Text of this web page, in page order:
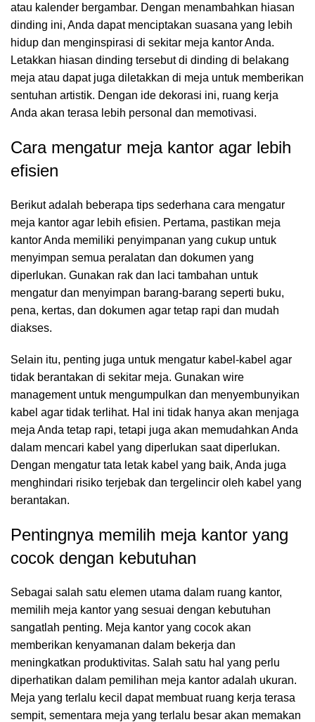
atau kalender bergambar. Dengan menambahkan hiasan
dinding ini, Anda dapat menciptakan suasana yang lebih
hidup dan menginspirasi di sekitar meja kantor Anda.
Letakkan hiasan dinding tersebut di dinding di belakang
meja atau dapat juga diletakkan di meja untuk memberikan
sentuhan artistik. Dengan ide dekorasi ini, ruang kerja
Anda akan terasa lebih personal dan memotivasi.
Cara mengatur meja kantor agar lebih
efisien
Berikut adalah beberapa tips sederhana cara mengatur
meja kantor agar lebih efisien. Pertama, pastikan meja
kantor Anda memiliki penyimpanan yang cukup untuk
menyimpan semua peralatan dan dokumen yang
diperlukan. Gunakan rak dan laci tambahan untuk
mengatur dan menyimpan barang-barang seperti buku,
pena, kertas, dan dokumen agar tetap rapi dan mudah
diakses.
Selain itu, penting juga untuk mengatur kabel-kabel agar
tidak berantakan di sekitar meja. Gunakan wire
management untuk mengumpulkan dan menyembunyikan
kabel agar tidak terlihat. Hal ini tidak hanya akan menjaga
meja Anda tetap rapi, tetapi juga akan memudahkan Anda
dalam mencari kabel yang diperlukan saat diperlukan.
Dengan mengatur tata letak kabel yang baik, Anda juga
menghindari risiko terjebak dan tergelincir oleh kabel yang
berantakan.
Pentingnya memilih meja kantor yang
cocok dengan kebutuhan
Sebagai salah satu elemen utama dalam ruang kantor,
memilih meja kantor yang sesuai dengan kebutuhan
sangatlah penting. Meja kantor yang cocok akan
memberikan kenyamanan dalam bekerja dan
meningkatkan produktivitas. Salah satu hal yang perlu
diperhatikan dalam pemilihan meja kantor adalah ukuran.
Meja yang terlalu kecil dapat membuat ruang kerja terasa
sempit, sementara meja yang terlalu besar akan memakan